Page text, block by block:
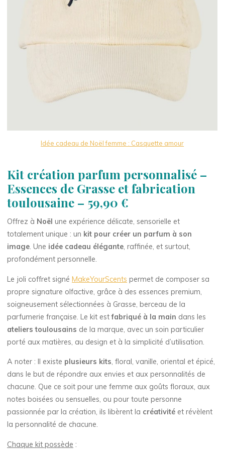
Idée cadeau de Noël femme : Casquette amour
Kit création parfum personnalisé –
Essences de Grasse et fabrication
toulousaine – 59,90 €
Offrez à Noëlune expérience délicate, sensorielle et
totalement unique : un kit pour créer un parfum à son
image. Une idée cadeau élégante, raffinée, et surtout,
profondément personnelle.
Le joli coffret signéMakeYourScents permet de composer sa
propre signature olfactive, grâce à des essences premium,
soigneusement sélectionnées à Grasse, berceau de la
parfumerie française. Le kit estfabriqué à la main dans les
ateliers toulousains de la marque, avec un soin particulier
porté aux matières, au design et à la simplicité d’utilisation.
A noter : Il existe plusieurs kits, floral, vanille, oriental et épicé,
dans le but de répondre aux envies et aux personnalités de
chacune. Que ce soit pour une femme aux goûts floraux, aux
notes boisées ou sensuelles, ou pour toute personne
passionnée par la création, ils libèrent la créativité et révèlent
la personnalité de chacune.
Chaque kit possède :